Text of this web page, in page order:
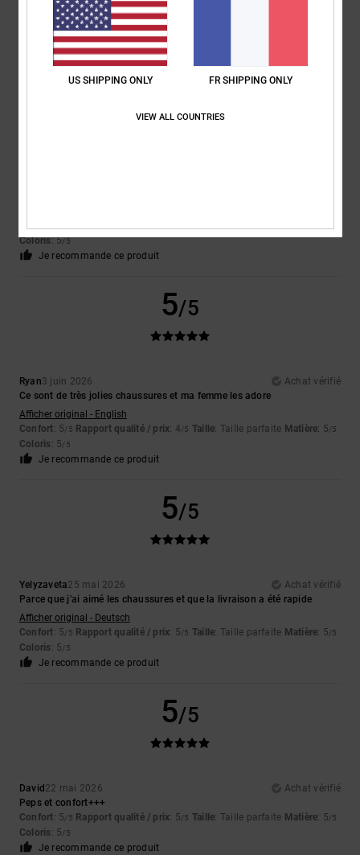
Afficher original - English
: 3/5 Rapport qualité / prix
Coloris: 5/5
Je recommande ce produit
5/5
Ryan3 juin 2026
Achat vérifié
Ce sont de très jolies chaussures et ma femme les adore
Afficher original - English
Confort: 5/5 Rapport qualité / prix: 4/5 Taille: Taille parfaite Matière: 5/5
Coloris: 5/5
Je recommande ce produit
5/5
Yelyzaveta25 mai 2026
Achat vérifié
Parce que j'ai aimé les chaussures et que la livraison a été rapide
Afficher original - Deutsch
Confort: 5/5 Rapport qualité / prix: 5/5 Taille: Taille parfaite Matière: 5/5
Coloris: 5/5
Je recommande ce produit
5/5
David 22 mai 2026
Achat vérifié
Peps et confort+++
Confort: 5/5 Rapport qualité / prix: 5/5 Taille: Taille parfaite Matière: 5/5
Coloris: 5/5
Je recommande ce produit
US SHIPPING ONLY FR SHIPPING ONLY
VIEW ALL COUNTRIES